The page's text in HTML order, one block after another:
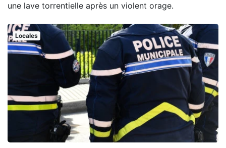
une lave torrentielle après un violent orage.
Locales